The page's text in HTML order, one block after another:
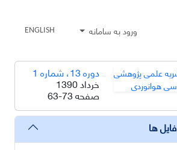
ورود به سامانه ENGLISH
دوره 13، شماره 1
خرداد 1390
صفحه63-73
فایل ها